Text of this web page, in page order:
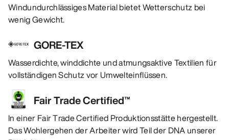
Windundurchlässiges Material bietet Wetterschutz bei
wenig Gewicht.
GORE-TEX
Wasserdichte, winddichte und atmungsaktive Textilien für
vollständigen Schutz vor Umwelteinflüssen.
Fair Trade Certified™
In einer Fair Trade Certified Produktionsstätte hergestellt.
Das Wohlergehen der Arbeiter wird Teil der DNA unserer